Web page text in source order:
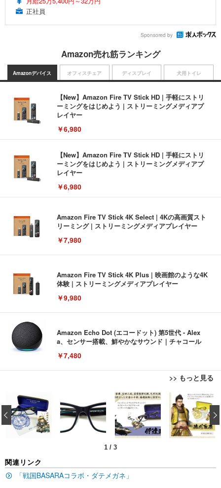
正社員
Sponsored by
Amazon売れ筋ランキング
Amazonデバイス
【New】Amazon Fire TV Stick HD | 手軽にストリ
ーミングをはじめよう | ストリーミングメディアプ
レイヤー
￥6,980
【New】Amazon Fire TV Stick HD | 手軽にストリ
ーミングをはじめよう | ストリーミングメディアプ
レイヤー
￥6,980
Amazon Fire TV Stick 4K Select | 4Kの高画質スト
リーミング | ストリーミングメディアプレイヤー
￥7,980
Amazon Fire TV Stick 4K Plus | 映画館のような4K
体験 | ストリーミングメディアプレイヤー
￥9,980
Amazon Echo Dot (エコードット) 第5世代 - Alex
a、センサー搭載、鮮やかなサウンド｜チャコール
￥7,480
>> もっと見る
オフィスチェア
[EdoErgo] オフィスチェア 椅子 テレワーク 疲れな
い 跳ね上げ式アームレスト コンパクト 約105度ロッ
キング pc 事務椅子 360度回転 座面昇降 強化ナイロ
ン樹脂ベース 通気性メッシュ 在宅ワーク H-WY01
(黒網+黒枠+黒足)
￥5,699
ュチェア 人間工学 疲れない ブラック
￥27,999
ディスプレイ
EIZO ビジネス向けプレミアムモニター | FlexScan
EV3240X-WT | 31.5型4K UHD・USB Type-C・ホワ
イト
￥105,595
イト
犬用トイレ
Amazonベーシック ペットシーツ 薄型 レギュラー 1
回使い捨て 無香料 ホワイト 300枚
￥3,373
x2袋(84枚) ホワイト(吸収面:ライトブルー)
￥3,234
1 / 3
‹
関連リンク
「戦国BASARAコラボ・ダテメガネ」